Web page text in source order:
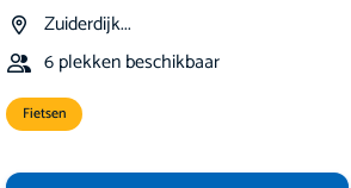
Zuiderdijk...
6 plekken beschikbaar
Fietsen